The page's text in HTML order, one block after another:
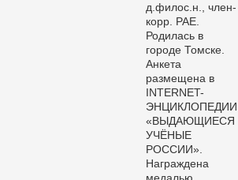
д.филос.н., член-
корр. РАЕ.
Родилась в
городе Томске.
Анкета
размещена в
INTERNET-
ЭНЦИКЛОПЕДИИ
«ВЫДАЮЩИЕСЯ
УЧЁНЫЕ
РОССИИ».
Награждена
медалью